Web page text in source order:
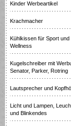
Kinder Werbeartikel
Krachmacher
Kühlkissen für Sport und
Wellness
Kugelschreiber mit
Senator, Parker, Rotring
Lautsprecher und
Licht und Lampen,
und Blinkendes